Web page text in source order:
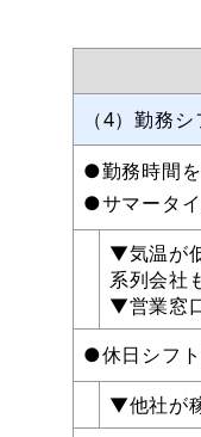
（4）勤務
●勤務時間
●サマータ
▼気温が
系列会社
▼営業窓
●休日シフ
▼他社が